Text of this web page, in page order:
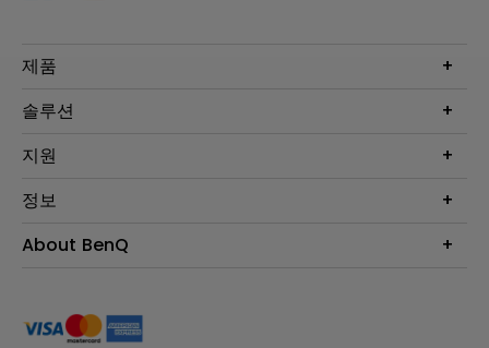
제품
프로젝터
조명
솔루션
Eye-Care 모니터
e스포츠
비즈니스 디스플레이
지원
문의
서비스센터
정보
프로젝터 거리계산기
About BenQ
사회적 책임
뉴스